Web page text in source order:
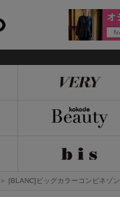
＞ [BLANC]ビッグカラーコンビネゾン